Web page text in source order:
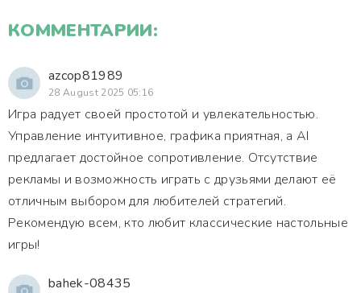
КОММЕНТАРИИ:
azcop81989
28 August 2025 05:16
Игра радует своей простотой и увлекательностью.
Управление интуитивное, графика приятная, а AI
предлагает достойное сопротивление. Отсутствие
рекламы и возможность играть с друзьями делают её
отличным выбором для любителей стратегий.
Рекомендую всем, кто любит классические настольные
игры!
bahek-08435